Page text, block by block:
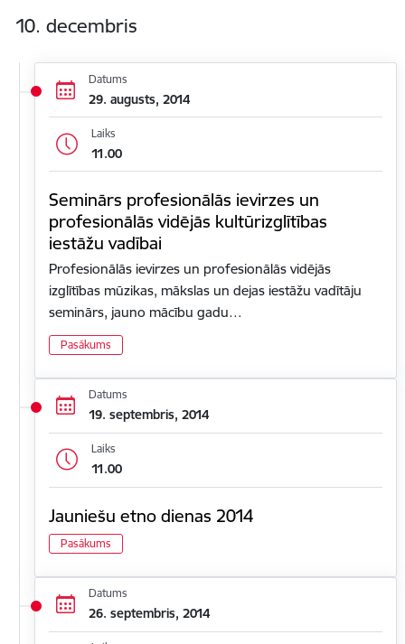
10. decembris
Datums
29. augusts, 2014
Laiks
11.00
Seminārs profesionālās ievirzes un
profesionālās vidējās kultūrizglītības
iestāžu vadībai
Profesionālās ievirzes un profesionālās vidējās
izglītības mūzikas, mākslas un dejas iestāžu vadītāju
seminārs, jauno mācību gadu…
Pasākums
Datums
19. septembris, 2014
Laiks
11.00
Jauniešu etno dienas 2014
Pasākums
Datums
26. septembris, 2014